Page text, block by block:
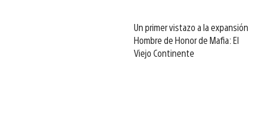
Un primer vistazo a la expansión
Hombre de Honor de Mafia: El
Viejo Continente